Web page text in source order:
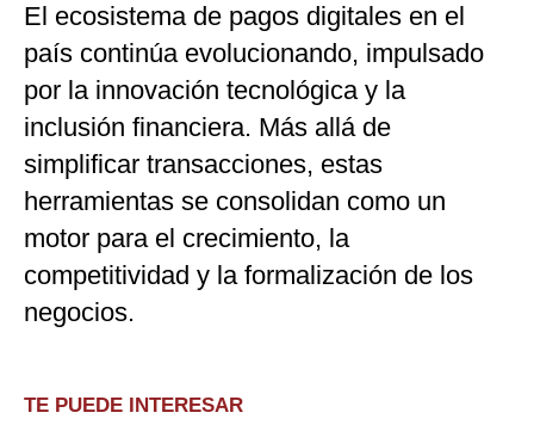
El ecosistema de pagos digitales en el
país continúa evolucionando, impulsado
por la innovación tecnológica y la
inclusión financiera. Más allá de
simplificar transacciones, estas
herramientas se consolidan como un
motor para el crecimiento, la
competitividad y la formalización de los
negocios.
TE PUEDE INTERESAR